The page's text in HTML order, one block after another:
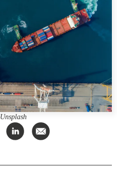
Dépêches
Rapports et notes de
synthèse
Explications
Études de cas
Sondages
Séries spéciales